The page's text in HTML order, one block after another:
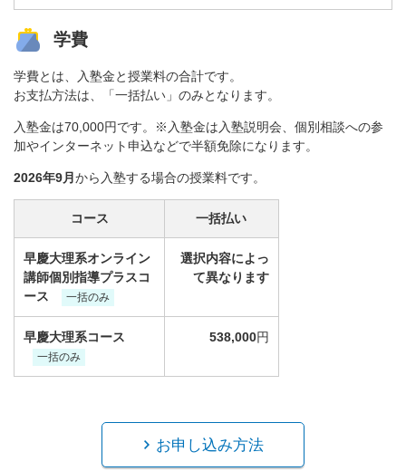
学費
学費とは、入塾金と授業料の合計です。
お支払方法は、「一括払い」のみとなります。
入塾金は70,000円です。※入塾金は入塾説明会、個別相談への参
加やインターネット申込などで半額免除になります。
2026年9月 から入塾する場合の授業料です。
コース
早慶大理系オンライン
講師個別指導プラスコ
ース
一括のみ
早慶大理系コース
一括のみ
一括払い
選択内容によっ
て異なります
538,000円
お申し込み方法